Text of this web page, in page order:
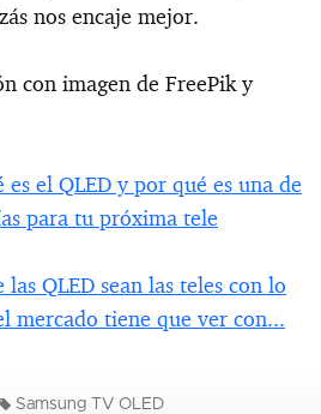
nos encaje mejor.
con imagen de FreePik y
es el QLED y por qué es una de
para tu próxima tele
las QLED sean las teles con lo
mercado tiene que ver con...
Samsung TV OLED